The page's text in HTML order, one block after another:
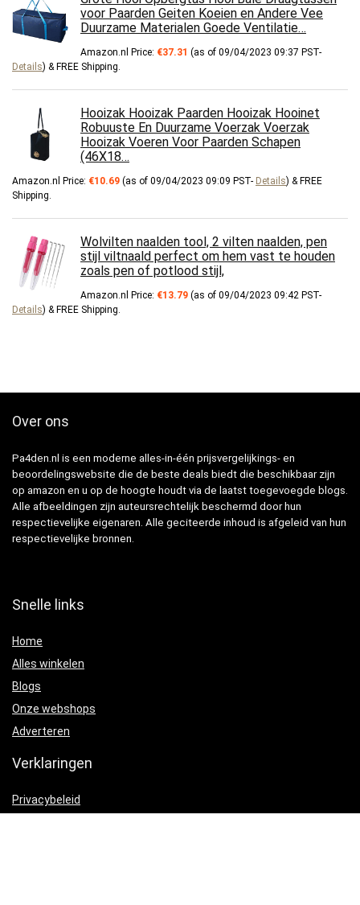
voor Paarden Geiten Koeien en Andere Vee
Duurzame Materialen Goede Ventilatie…
Amazon.nl Price: €37.31 (as of 09/04/2023 09:37 PST-
Details) & FREE Shipping.
Hooizak Hooizak Paarden Hooizak Hooinet
Robuuste En Duurzame Voerzak Voerzak
Hooizak Voeren Voor Paarden Schapen
(46X18…
Amazon.nl Price: €10.69 (as of 09/04/2023 09:09 PST- Details) & FREE
Shipping.
Wolvilten naalden tool, 2 vilten naalden, pen
stijl viltnaald perfect om hem vast te houden
zoals pen of potlood stijl,
Amazon.nl Price: €13.79 (as of 09/04/2023 09:42 PST-
Details) & FREE Shipping.
Over ons
Pa4den.nl is een moderne alles-in-één prijsvergelijkings- en
beoordelingswebsite die de beste deals biedt die beschikbaar zijn
op amazon en u op de hoogte houdt via de laatst toegevoegde blogs.
Alle afbeeldingen zijn auteursrechtelijk beschermd door hun
respectievelijke eigenaren. Alle geciteerde inhoud is afgeleid van hun
respectievelijke bronnen.
Snelle links
Home
Alles winkelen
Blogs
Onze webshops
Adverteren
Verklaringen
Privacybeleid